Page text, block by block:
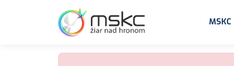
MSKC